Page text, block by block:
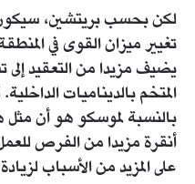
لكن بحسب بريتشين،
تغيير ميزان القوى في
يضيف مزيدا من التعقيد إلى
المتخم بالديناميات
بالنسبة لموسكو هو أن
أنقرة مزيدا من الفرص
على المزيد من الأسباب